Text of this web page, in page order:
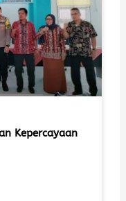
Kepercayaan